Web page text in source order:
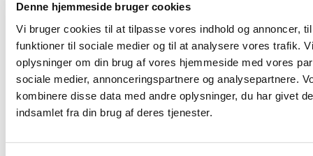
Denne hjemmeside bruger cookies
Vi bruger cookies til at tilpasse vores indhold og annoncer,
funktioner til sociale medier og til at analysere vores trafik.
oplysninger om din brug af vores hjemmeside med vores
sociale medier, annonceringspartnere og analysepartnere.
kombinere disse data med andre oplysninger, du har givet
indsamlet fra din brug af deres tjenester.